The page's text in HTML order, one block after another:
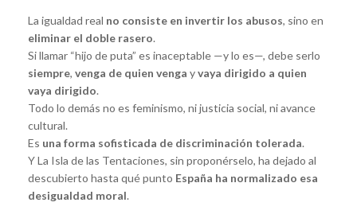
La igualdad real no consiste en invertir los abusos, sino en
eliminar el doble rasero.
Si llamar “hijo de puta” es inaceptable —y lo es—, debe serlo
siempre, venga de quien venga yvaya dirigido a quien
vaya dirigido.
Todo lo demás no es feminismo, ni justicia social, ni avance
cultural.
Es una forma sofisticada de discriminación tolerada.
Y La Isla de las Tentaciones, sin proponérselo, ha dejado al
descubierto hasta qué punto España ha normalizado esa
desigualdad moral.